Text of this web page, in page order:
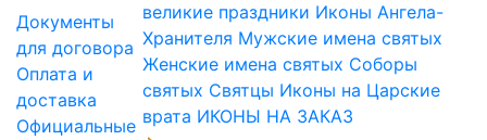
Документы
для договора
Оплата и
доставка
Официальные
великие праздники Иконы Ангела-
Хранителя Мужские имена святых
Женские имена святых Соборы
святых Святцы Иконы на Царские
врата ИКОНЫ НА ЗАКАЗ